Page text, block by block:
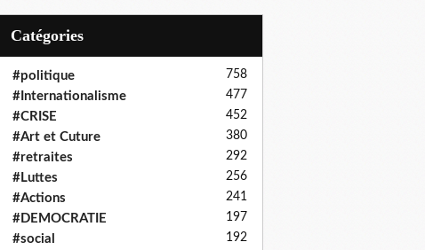
Catégories
#politique 758
#Internationalisme 477
#CRISE 452
#Art et Cuture 380
#retraites 292
#Luttes 256
#Actions 241
#DEMOCRATIE 197
#social 192